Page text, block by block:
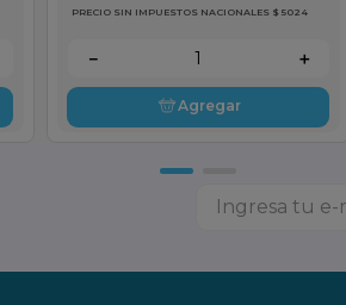
PRECIO SIN IMPUESTOS NACIONALES $ 5024
＋
－
Agregar